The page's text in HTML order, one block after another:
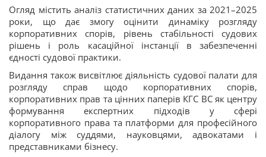
Огляд містить аналіз статистичних даних за 2021–2025
роки, що дає змогу оцінити динаміку розгляду
корпоративних спорів, рівень стабільності судових
рішень і роль касаційної інстанції в забезпеченні
єдності судової практики.
Видання також висвітлює діяльність судової палати для
розгляду справ щодо корпоративних спорів,
корпоративних прав та цінних паперів КГС ВС як центру
формування експертних підходів у сфері
корпоративного права та платформи для професійного
діалогу між суддями, науковцями, адвокатами і
представниками бізнесу.